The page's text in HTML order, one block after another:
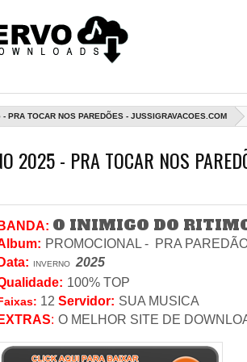
PRA TOCAR NOS PAREDÕES - JUSSIGRAVACOES.COM
2025 - PRA TOCAR NOS
O INIMIGO DO
PROMOCIONAL - PRA
: INVERNO
2025
100% TOP
12 Servidor: SUA MUSICA
: O MELHOR SITE DE